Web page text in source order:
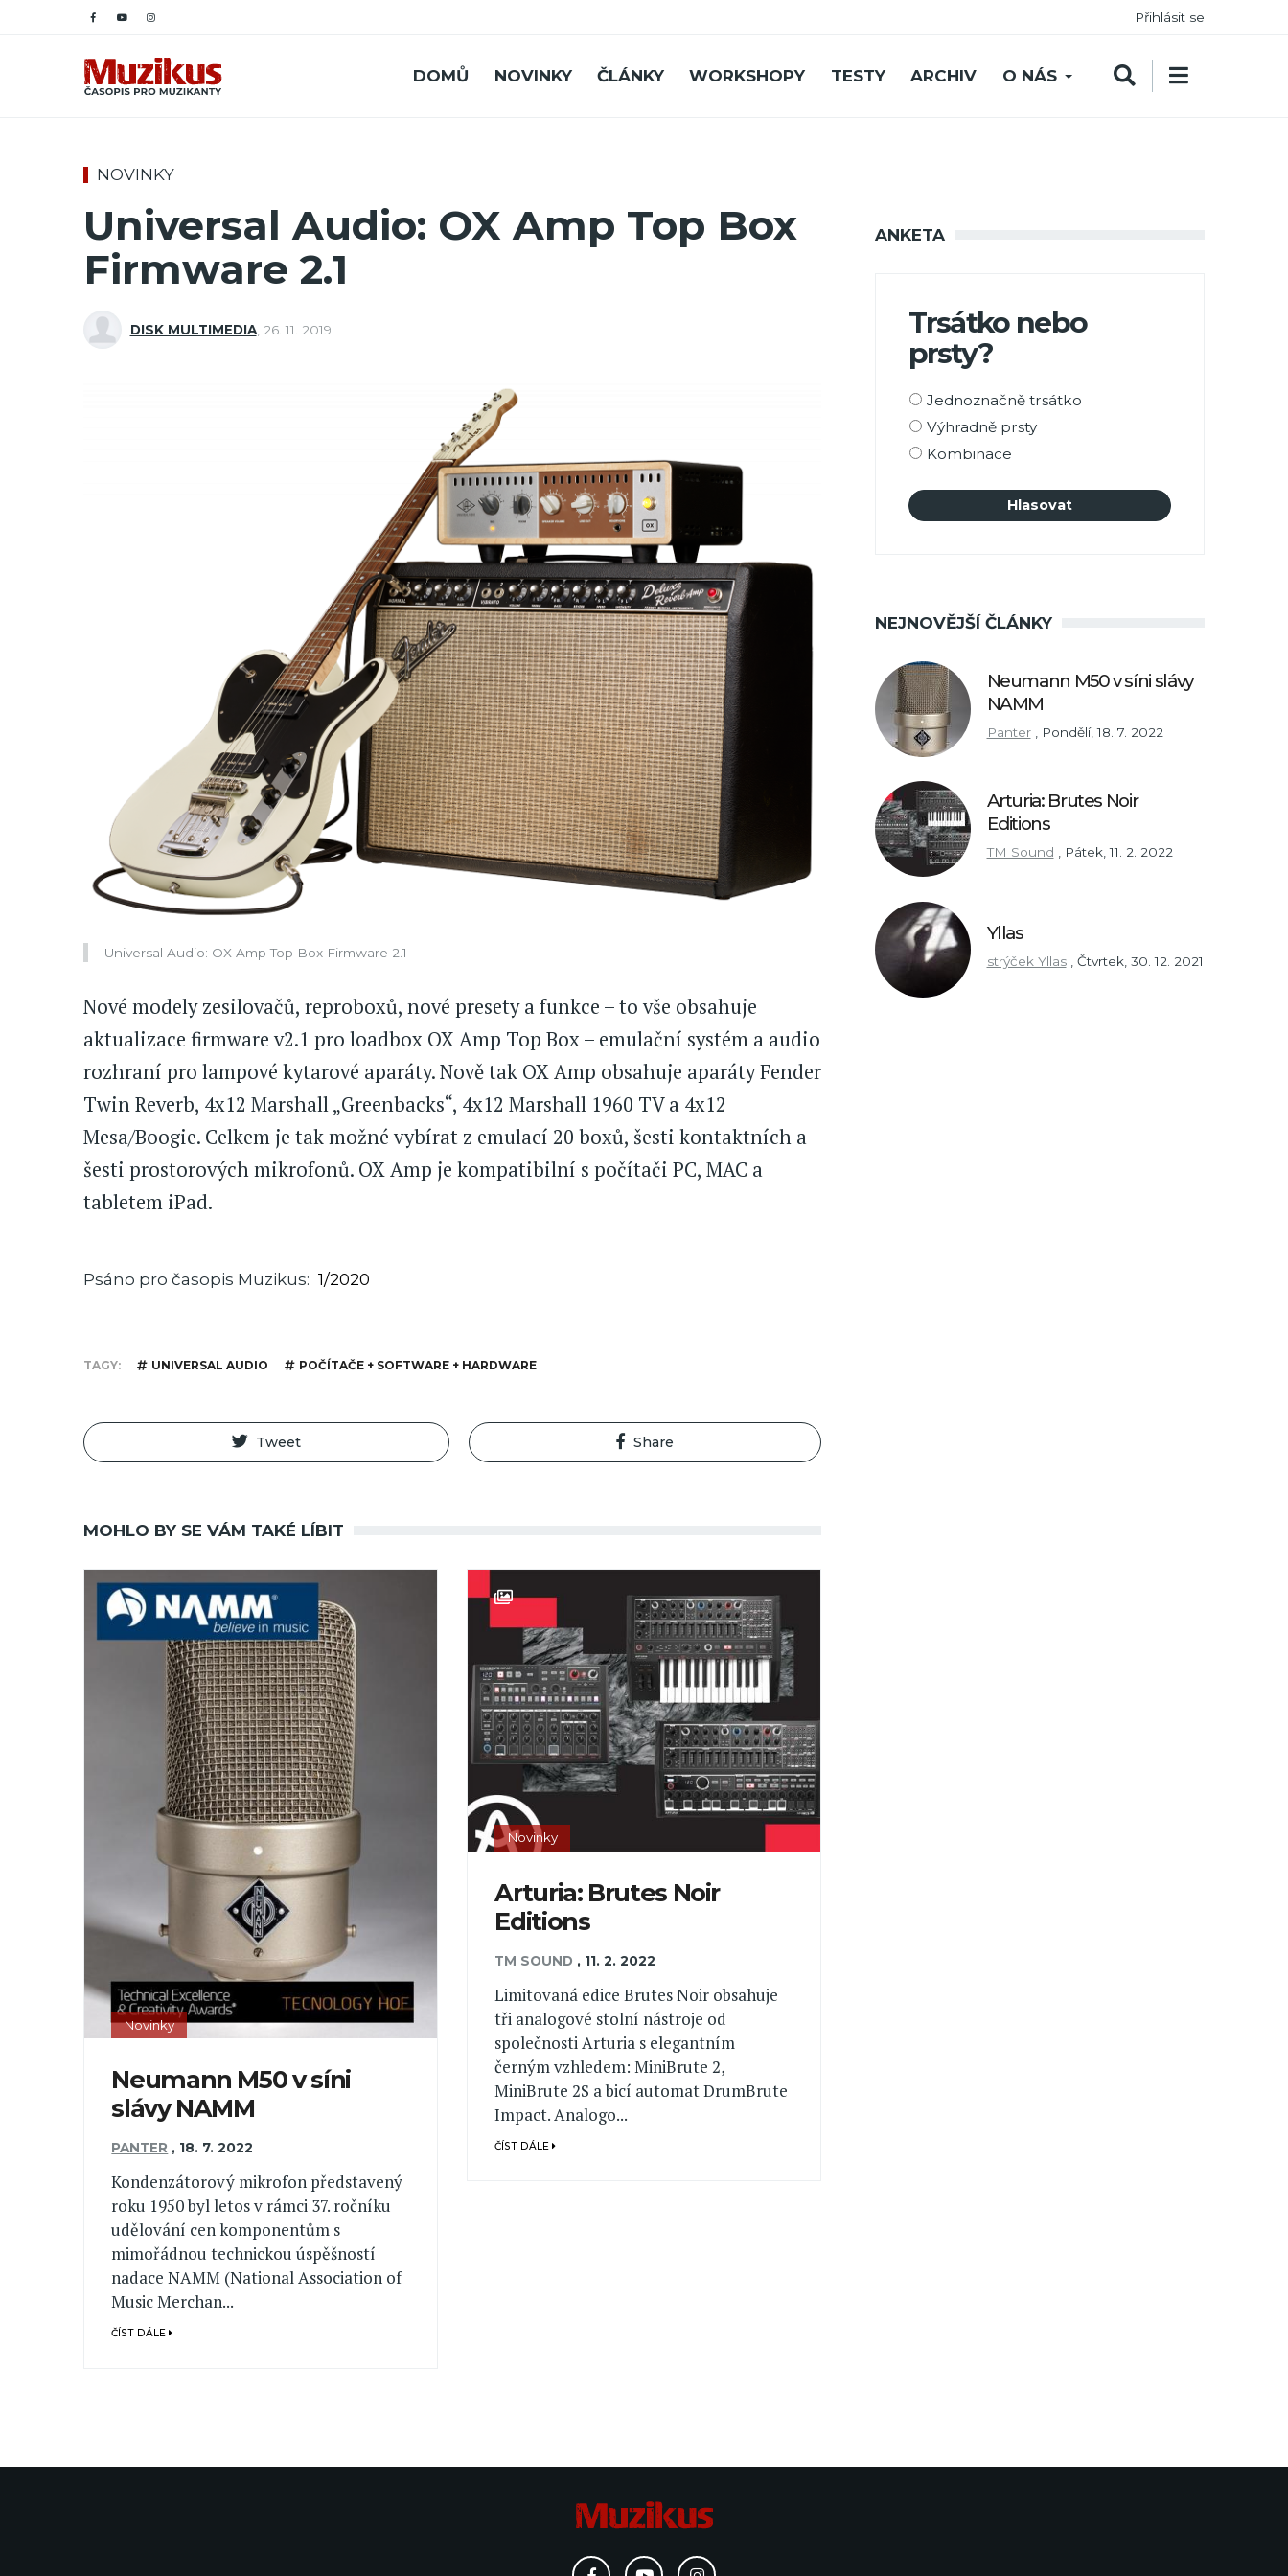
Přihlásit se
DOMŮ NOVINKY ČLÁNKY WORKSHOPY TESTY ARCHIV O NÁS
NOVINKY
Universal Audio: OX Amp Top Box
Firmware 2.1
DISK MULTIMEDIA, 26. 11. 2019
Universal Audio: OX Amp Top Box Firmware 2.1
Nové modely zesilovačů, reproboxů, nové presety a funkce – to vše obsahuje
aktualizace firmware v2.1 pro loadbox OX Amp Top Box – emulační systém a audio
rozhraní pro lampové kytarové aparáty. Nově tak OX Amp obsahuje aparáty Fender
Twin Reverb, 4x12 Marshall „Greenbacks“, 4x12 Marshall 1960 TV a 4x12
Mesa/Boogie. Celkem je tak možné vybírat z emulací 20 boxů, šesti kontaktních a
šesti prostorových mikrofonů. OX Amp je kompatibilní s počítači PC, MAC a
tabletem iPad.
Psáno pro časopis Muzikus 1/2020
TAGY UNIVERSAL AUDIO POČÍTAČE + SOFTWARE + HARDWARE
Tweet Share
MOHLO BY SE VÁM TAKÉ LÍBIT
Novinky
Neumann M50 v síni
slávy NAMM
PANTER , 18. 7. 2022
Kondenzátorový mikrofon představený
roku 1950 byl letos v rámci 37. ročníku
udělování cen komponentům s
mimořádnou technickou úspěšností
nadace NAMM (National Association of
Music Merchan...
ČÍST DÁLE
Novinky
Arturia: Brutes Noir
Editions
TM SOUND , 11. 2. 2022
Limitovaná edice Brutes Noir obsahuje
tři analogové stolní nástroje od
společnosti Arturia s elegantním
černým vzhledem: MiniBrute 2,
MiniBrute 2S a bicí automat DrumBrute
Impact. Analogo...
ČÍST DÁLE
ANKETA
Trsátko nebo
prsty?
Možnosti
výběru
Jednoznačně trsátko
Výhradně prsty
Kombinace
NEJNOVĚJŠÍ ČLÁNKY
Neumann M50 v síni slávy
NAMM
Panter Pondělí, 18. 7. 2022
Arturia: Brutes Noir
Editions
TM Sound , Pátek, 11. 2. 2022
Yllas
strýček Yllas Čtvrtek, 30. 12. 2021